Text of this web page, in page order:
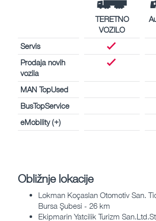
TERETNO
VOZILO
Servis
Prodaja novih
vozila
MAN TopUsed
BusTopService
eMobility (+)
Obližnje lokacije
Lokman Koçaslan Otomotiv San.
Bursa Şubesi - 26 km
Ekipmarin Yatcilik Turizm